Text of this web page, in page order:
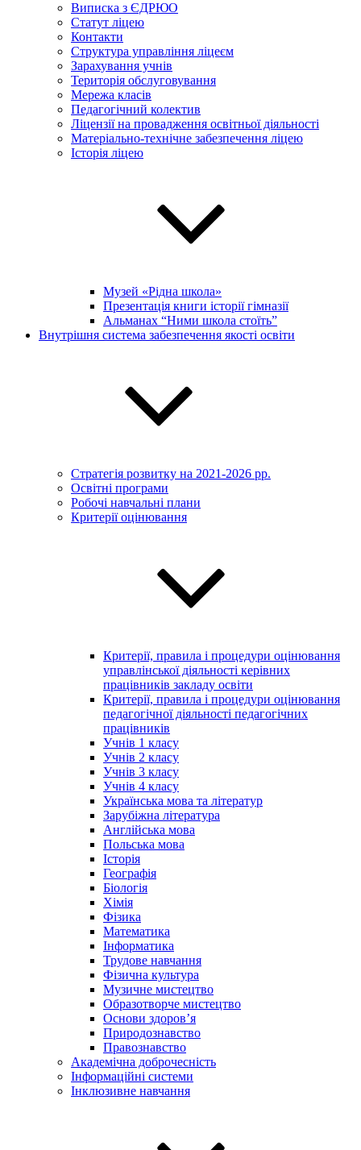
Виписка з ЄДРЮО
Статут ліцею
Контакти
Структура управління ліцеєм
Зарахування учнів
Територія обслуговування
Мережа класів
Педагогічний колектив
Ліцензії на провадження освітньої діяльності
Матеріально-технічне забезпечення ліцею
Історія ліцею
Музей «Рідна школа»
Презентація книги історії гімназії
Альманах “Ними школа стоїть”
Внутрішня система забезпечення якості освіти
Стратегія розвитку на 2021-2026 рр.
Освітні програми
Робочі навчальні плани
Критерії оцінювання
Критерії, правила і процедури оцінювання
управлінської діяльності керівних
працівників закладу освіти
Критерії, правила і процедури оцінювання
педагогічної діяльності педагогічних
працівників
Учнів 1 класу
Учнів 2 класу
Учнів 3 класу
Учнів 4 класу
Українська мова та літератур
Зарубіжна література
Англійська мова
Польська мова
Історія
Географія
Біологія
Хімія
Фізика
Математика
Інформатика
Трудове навчання
Фізична культура
Музичне мистецтво
Образотворче мистецтво
Основи здоров’я
Природознавство
Правознавство
Академічна доброчесність
Інформаційні системи
Інклюзивне навчання